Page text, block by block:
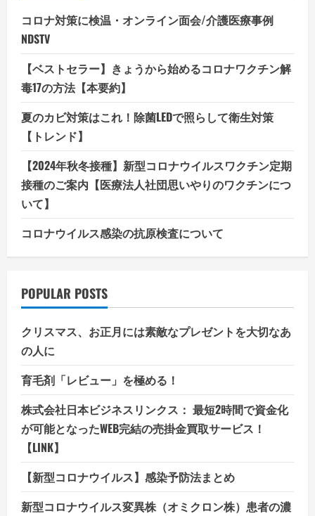
コロナ対策に検温・オンライン面会/介護医療事例
NDSTV
【ベストセラー】きょうから始めるコロナワクチン解
毒17の方法【本要約】
夏のカビ対策はこれ！除菌LEDで照らして衛生対策
【トレンド】
【2024年秋冬接種】新型コロナウイルスワクチン定期
接種のご案内【医療法人社団思いやりのワクチンにつ
いて】
コロナウイルス感染の抗原検査について
POPULAR POSTS
クリスマス、お正月には素敵なプレゼントを大切なあ
の人に
育毛剤「レビュー」を極める！
株式会社日本ビジネスリンクス： 最短2時間で資金化
が可能となったWEB完結の売掛金買取サービス！
【LINK】
【新型コロナウイルス】感染予防法まとめ
新型コロナウイルス変異株（オミクロン株）患者の濃